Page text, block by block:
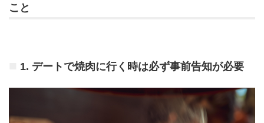
こと
1. デートで焼肉に行く時は必ず事前告知が必要